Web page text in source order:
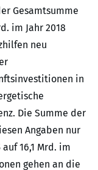
Gesamtsumme
im Jahr 2018
neu
in
Die Summe der
Angaben nur
16,1 Mrd. im
gehen an die